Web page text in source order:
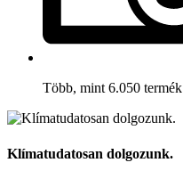
Több, mint 6.050 termék
Klímatudatosan dolgozunk.